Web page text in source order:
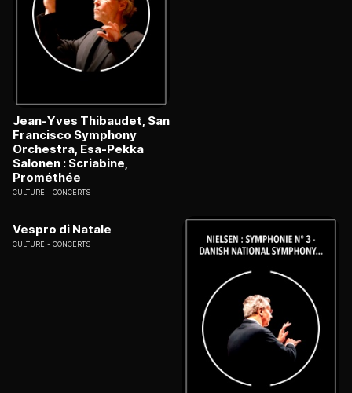
Jean-Yves Thibaudet, San
Francisco Symphony
Orchestra, Esa-Pekka
Salonen : Scriabine,
Prométhée
CULTURE CONCERTS
Vespro di Natale
CULTURE CONCERTS